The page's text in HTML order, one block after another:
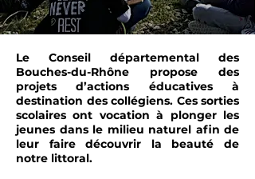
Le Conseil départemental des
Bouches-du-Rhône propose des
projets d’actions éducatives à
destination des collégiens. Ces sorties
scolaires ont vocation à plonger les
jeunes dans le milieu naturel afin de
leur faire découvrir la beauté de
notre littoral.